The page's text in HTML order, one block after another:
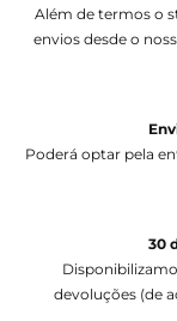
variadas
gama
Em
Jogo
a
Além de termos o
envios desde o
Poderá optar pela
30
devoluções (de